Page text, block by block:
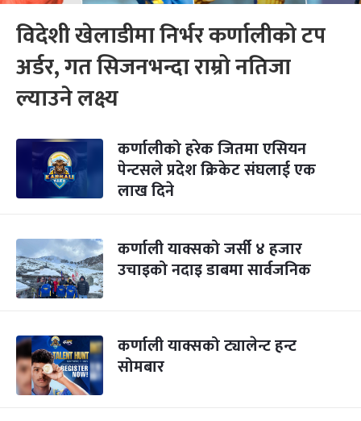
विदेशी खेलाडीमा निर्भर कर्णालीको टप
अर्डर, गत सिजनभन्दा राम्रो नतिजा
ल्याउने लक्ष्य
कर्णालीको हरेक जितमा एसियन
पेन्टसले प्रदेश क्रिकेट संघलाई एक
लाख दिने
कर्णाली याक्सको जर्सी ४ हजार
उचाइको नदाइ डाबमा सार्वजनिक
कर्णाली याक्सको ट्यालेन्ट हन्ट
सोमबार